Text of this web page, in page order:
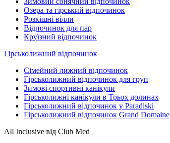
Озера та гірський відпочинок
Розкішні вілли
Відпочинок для пар
Круїзний відпочинок
Гірськолижний відпочинок
Сімейний лижний відпочинок
Гірськолижний відпочинок для груп
Зимові спортивні канікули
Гірськолижні канікули в Трьох долинах
Гірськолижний відпочинок у Paradiski
Гірськолижний відпочинок Grand Domaine
All Inclusive від Club Med